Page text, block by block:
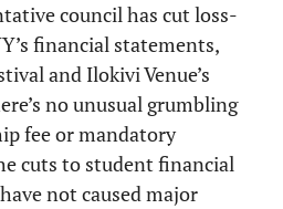
council has cut loss-
financial statements,
and Ilokivi Venue’s
no unusual grumbling
fee or mandatory
cuts to student financial
not caused major